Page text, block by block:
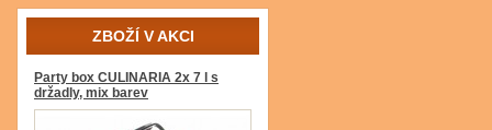
ZBOŽÍ V AKCI
Party box CULINARIA 2x 7 l s
držadly, mix barev